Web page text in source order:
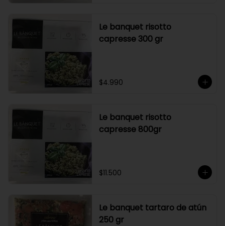
Le banquet risotto
capresse 300 gr
$4.990
Le banquet risotto
capresse 800gr
$11.500
Le banquet tartaro de atún
250 gr